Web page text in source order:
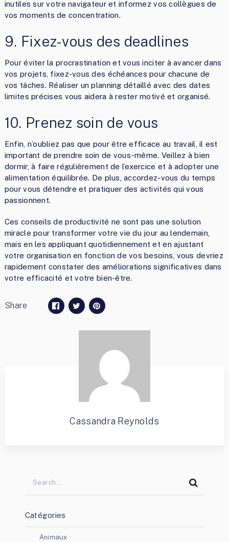
inutiles sur votre navigateur et informez vos collègues de
vos moments de concentration.
9. Fixez-vous des deadlines
Pour éviter la procrastination et vous inciter à avancer dans
vos projets, fixez-vous des échéances pour chacune de
vos tâches. Réaliser un planning détaillé avec des dates
limites précises vous aidera à rester motivé et organisé.
10. Prenez soin de vous
Enfin, n’oubliez pas que pour être efficace au travail, il est
important de prendre soin de vous-même. Veillez à bien
dormir, à faire régulièrement de l’exercice et à adopter une
alimentation équilibrée. De plus, accordez-vous du temps
pour vous détendre et pratiquer des activités qui vous
passionnent.
Ces conseils de productivité ne sont pas une solution
miracle pour transformer votre vie du jour au lendemain,
mais en les appliquant quotidiennement et en ajustant
votre organisation en fonction de vos besoins, vous devriez
rapidement constater des améliorations significatives dans
votre efficacité et votre bien-être.
Share
Cassandra Reynolds
Catégories
Animaux